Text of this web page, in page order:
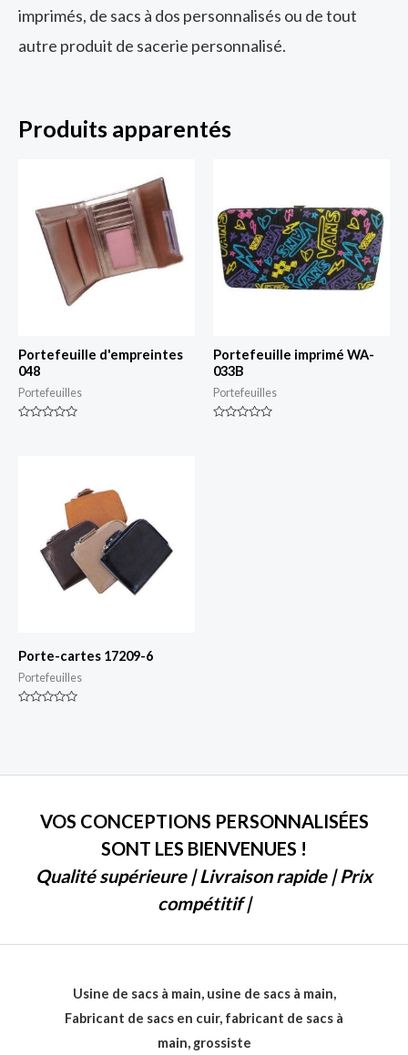
imprimés, de sacs à dos personnalisés ou de tout
autre produit de sacerie personnalisé.
Produits apparentés
Portefeuille d'empreintes
048
Portefeuilles
Portefeuille imprimé WA-
033B
Portefeuilles
Porte-cartes 17209-6
Portefeuilles
VOS CONCEPTIONS PERSONNALISÉES
SONT LES BIENVENUES !
Qualité supérieure | Livraison rapide | Prix
compétitif |
Usine de sacs à main, usine de sacs à main,
Fabricant de sacs en cuir, fabricant de sacs à
main, grossiste